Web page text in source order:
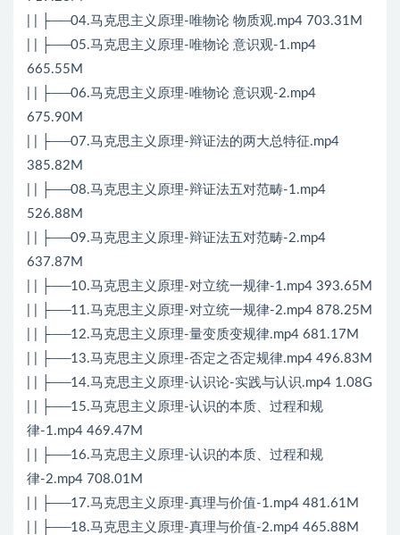
| | ├──04.马克思主义原理-唯物论 物质观.mp4 703.31M
| | ├──05.马克思主义原理-唯物论 意识观-1.mp4
665.55M
| | ├──06.马克思主义原理-唯物论 意识观-2.mp4
675.90M
| | ├──07.马克思主义原理-辩证法的两大总特征.mp4
385.82M
| | ├──08.马克思主义原理-辩证法五对范畴-1.mp4
526.88M
| | ├──09.马克思主义原理-辩证法五对范畴-2.mp4
637.87M
| | ├──10.马克思主义原理-对立统一规律-1.mp4 393.65M
| | ├──11.马克思主义原理-对立统一规律-2.mp4 878.25M
| | ├──12.马克思主义原理-量变质变规律.mp4 681.17M
| | ├──13.马克思主义原理-否定之否定规律.mp4 496.83M
| | ├──14.马克思主义原理-认识论-实践与认识.mp4 1.08G
| | ├──15.马克思主义原理-认识的本质、过程和规
律-1.mp4 469.47M
| | ├──16.马克思主义原理-认识的本质、过程和规
律-2.mp4 708.01M
| | ├──17.马克思主义原理-真理与价值-1.mp4 481.61M
| | ├──18.马克思主义原理-真理与价值-2.mp4 465.88M